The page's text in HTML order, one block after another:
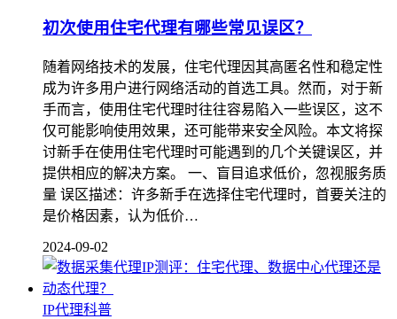
初次使用住宅代理有哪些常见误区？
随着网络技术的发展，住宅代理因其高匿名性和稳定性
成为许多用户进行网络活动的首选工具。然而，对于新
手而言，使用住宅代理时往往容易陷入一些误区，这不
仅可能影响使用效果，还可能带来安全风险。本文将探
讨新手在使用住宅代理时可能遇到的几个关键误区，并
提供相应的解决方案。 一、盲目追求低价，忽视服务质
量 误区描述：许多新手在选择住宅代理时，首要关注的
是价格因素，认为低价…
2024-09-02
IP代理科普